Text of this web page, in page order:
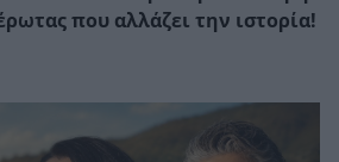
που αλλάζει την ιστορία!